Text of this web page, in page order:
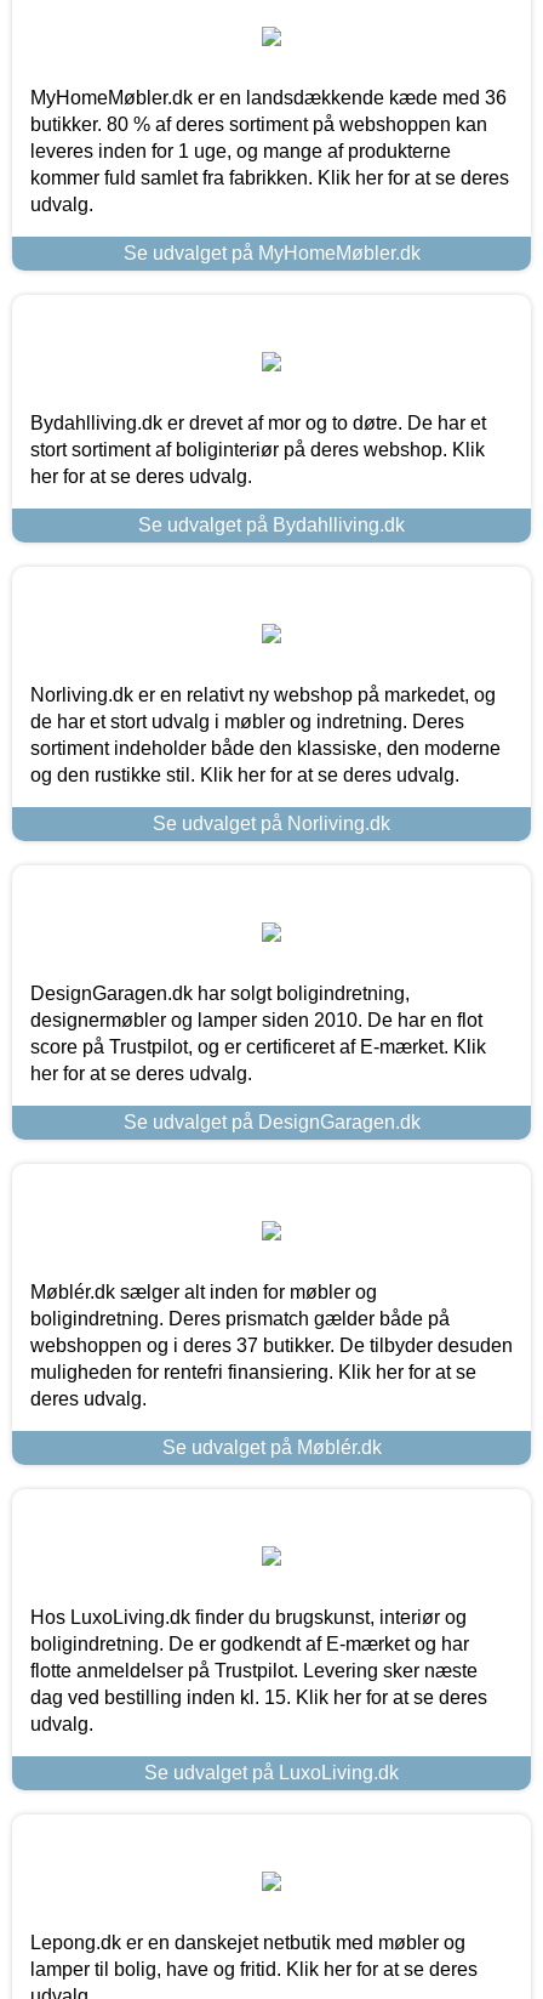
MyHomeMøbler.dk er en landsdækkende kæde med 36
butikker. 80 % af deres sortiment på webshoppen kan
leveres inden for 1 uge, og mange af produkterne
kommer fuld samlet fra fabrikken. Klik her for at se deres
udvalg.
Se udvalget på MyHomeMøbler.dk
Bydahlliving.dk er drevet af mor og to døtre. De har et
stort sortiment af boliginteriør på deres webshop. Klik
her for at se deres udvalg.
Se udvalget på Bydahlliving.dk
Norliving.dk er en relativt ny webshop på markedet, og
de har et stort udvalg i møbler og indretning. Deres
sortiment indeholder både den klassiske, den moderne
og den rustikke stil. Klik her for at se deres udvalg.
Se udvalget på Norliving.dk
DesignGaragen.dk har solgt boligindretning,
designermøbler og lamper siden 2010. De har en flot
score på Trustpilot, og er certificeret af E-mærket. Klik
her for at se deres udvalg.
Se udvalget på DesignGaragen.dk
Møblér.dk sælger alt inden for møbler og
boligindretning. Deres prismatch gælder både på
webshoppen og i deres 37 butikker. De tilbyder desuden
muligheden for rentefri finansiering. Klik her for at se
deres udvalg.
Se udvalget på Møblér.dk
Hos LuxoLiving.dk finder du brugskunst, interiør og
boligindretning. De er godkendt af E-mærket og har
flotte anmeldelser på Trustpilot. Levering sker næste
dag ved bestilling inden kl. 15. Klik her for at se deres
udvalg.
Se udvalget på LuxoLiving.dk
Lepong.dk er en danskejet netbutik med møbler og
lamper til bolig, have og fritid. Klik her for at se deres